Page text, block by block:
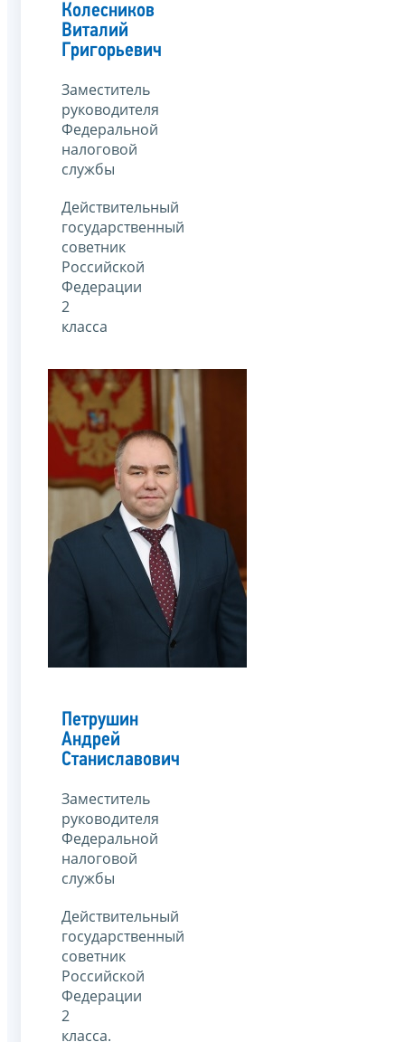
Колесников
Виталий
Григорьевич
Заместитель
руководителя
Федеральной
налоговой
службы
Действительный
государственный
советник
Российской
Федерации
2
класса
Петрушин
Андрей
Станиславович
Заместитель
руководителя
Федеральной
налоговой
службы
Действительный
государственный
советник
Российской
Федерации
2
класса.